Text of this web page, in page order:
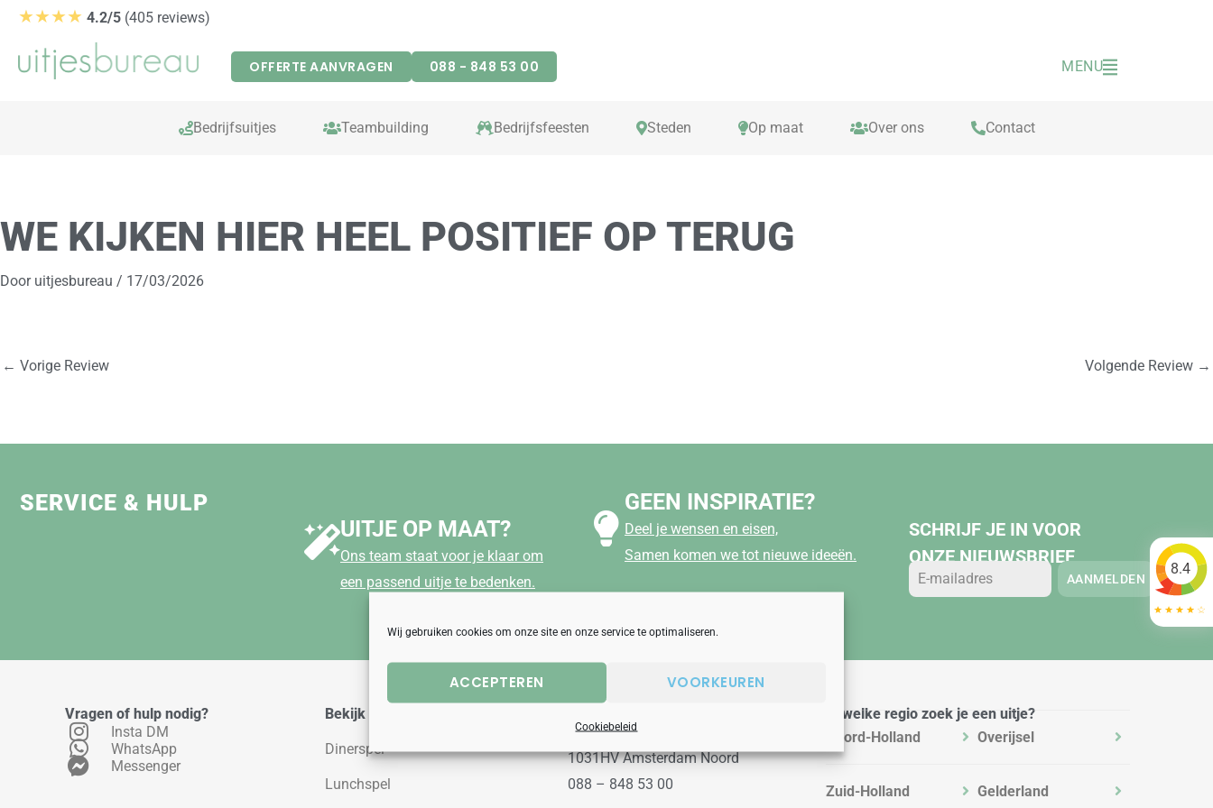
Wij gebruiken cookies om onze site en onze service te optimaliseren.
ACCEPTEREN VOORKEUREN
Cookiebeleid
★★★★ 4.2/5 (405 reviews)
OFFERTE AANVRAGEN 088 - 848 53 00 MENU
Bedrijfsuitjes Teambuilding Bedrijfsfeesten Steden Op maat Over ons Contact
WE KIJKEN HIER HEEL POSITIEF OP TERUG
Door uitjesbureau / 17/03/2026
← Vorige Review Volgende Review →
SERVICE & HULP
UITJE OP MAAT?
Ons team staat voor je klaar om
een passend uitje te bedenken.
GEEN INSPIRATIE?
Deel je wensen en eisen,
Samen komen we tot nieuwe ideeën.
SCHRIJF JE IN VOOR
ONZE NIEUWSBRIEF
AANMELDEN
Vragen of hulp nodig?
Insta DM
WhatsApp
Messenger
Bekijk ons aanbod
Dinerspel
Lunchspel
Wilgenweg 10a
1031HV Amsterdam Noord
088 – 848 53 00
In welke regio zoek je een uitje?
Noord-Holland
Zuid-Holland
Overijsel
Gelderland
8.4